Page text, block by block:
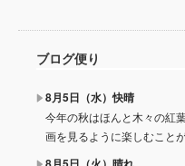
ブログ便り
8月5日（水）快晴
今年の秋はほんと木々の紅
画を見るように楽しむこと